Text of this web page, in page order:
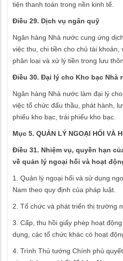
tiện thanh toán trong nền kinh tế.
Điều 29. Dịch vụ ngân quỹ
Ngân hàng Nhà nước cung ứng
việc thu, chi tiền cho chủ tài khoản,
phân loại và xử lý tiền trong lưu
Điều 30. Đại lý cho Kho bạc Nhà
Ngân hàng Nhà nước làm đại lý
việc tổ chức đấu thầu, phát hành,
phiếu kho bạc, trái phiếu kho bạc.
Mục 5. QUẢN LÝ NGOẠI HỐI VÀ
Điều 31. Nhiệm vụ, quyền hạn
về quản lý ngoại hối và hoạt
1. Quản lý ngoại hối và sử dụng
Nam theo quy định của pháp luật.
2. Tổ chức và phát triển thị trường
3. Cấp, thu hồi giấy phép hoạt
dụng, các tổ chức khác có hoạt
4. Trình Thủ tướng Chính phủ